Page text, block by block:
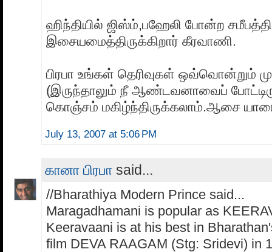
ஹிந்தியில் ஜிஸ்ம்,பஹேலி போன்ற
இசையமைத்திருக்கிறார் கீரவாணி.
பிரபா உங்கள் தெரிவுகள் ஒவ்வொன்றும்
(இருந்தாலும் நீ ஆண்டவனாவைப்
கொஞ்சம் மகிழ்ந்திருக்கலாம்.ஆசை யாரை
July 13, 2007 at 5:06 PM
கானா பிரபா said...
//Bharathiya Modern Prince said...
Maragadhamani is popular as
Keeravaani is at his best in
film DEVA RAAGAM (Stg: Sridevi) in